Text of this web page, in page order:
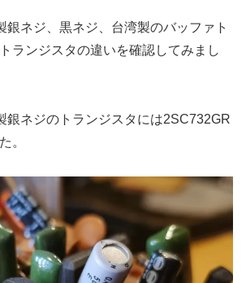
銀ネジ、黒ネジ、台湾製のバッファト
ランジスタの違いを確認してみまし
銀ネジのトランジスタには2SC732GR
。